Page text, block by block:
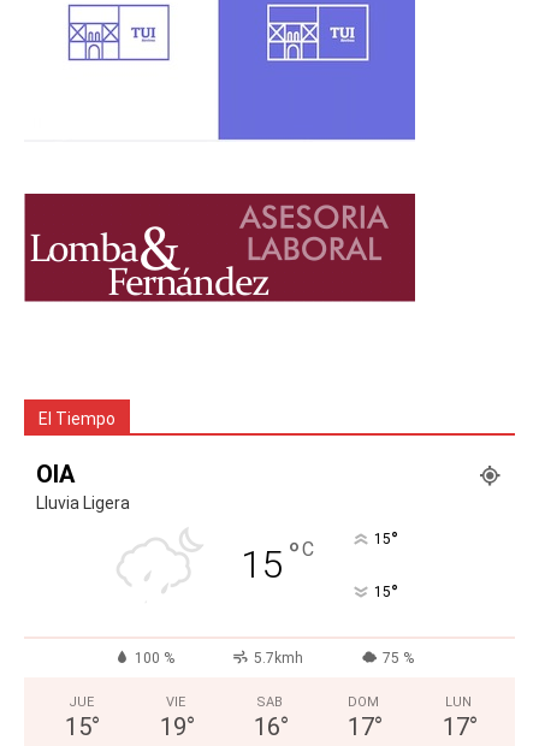
El Tiempo
OIA
Lluvia Ligera
15 °C 15°
15°
100 % 5.7kmh 75 %
JUE
15°
VIE
19°
SAB
16°
DOM
17°
LUN
17°